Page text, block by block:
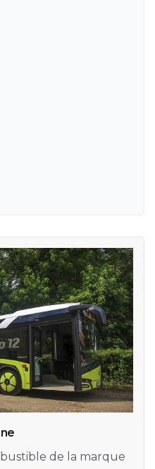
de la marque